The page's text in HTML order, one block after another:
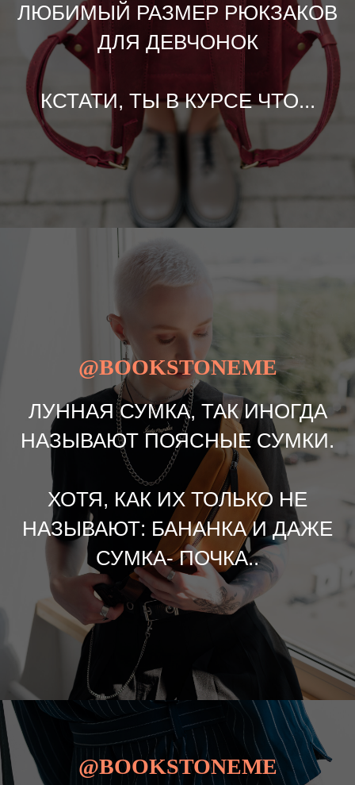
ЛЮБИМЫЙ РАЗМЕР РЮКЗАКОВ
ДЛЯ ДЕВЧОНОК
КСТАТИ, ТЫ В КУРСЕ ЧТО...
@BOOKSTONEME
ЛУННАЯ СУМКА, ТАК ИНОГДА
НАЗЫВАЮТ ПОЯСНЫЕ СУМКИ.
ХОТЯ, КАК ИХ ТОЛЬКО НЕ
НАЗЫВАЮТ: БАНАНКА И ДАЖЕ
СУМКА- ПОЧКА..
@BOOKSTONEME